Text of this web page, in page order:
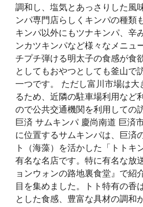
調和し、塩気とあっさりした風
ンパ専門店らしくキンパの種類
キンパ以外にもツナキンパ、辛
ンカツキンパなど様々なメニュ
チプチ弾ける明太子の食感が食
としてもおやつとしても釜山で
一つです。 ただし富川市場は大
るため、近隣の駐車場利用など
ので公共交通機関を利用しての
巨済 サムキンパ 慶尚南道 巨済
に位置するサムキンパは、巨済
ト（海藻）を活かした「トトキ
有名な名店です。特に有名な放
ョンウォンの路地裏食堂』で紹
目を集めました。トト特有の香
とした食感、豊富な具材の調和